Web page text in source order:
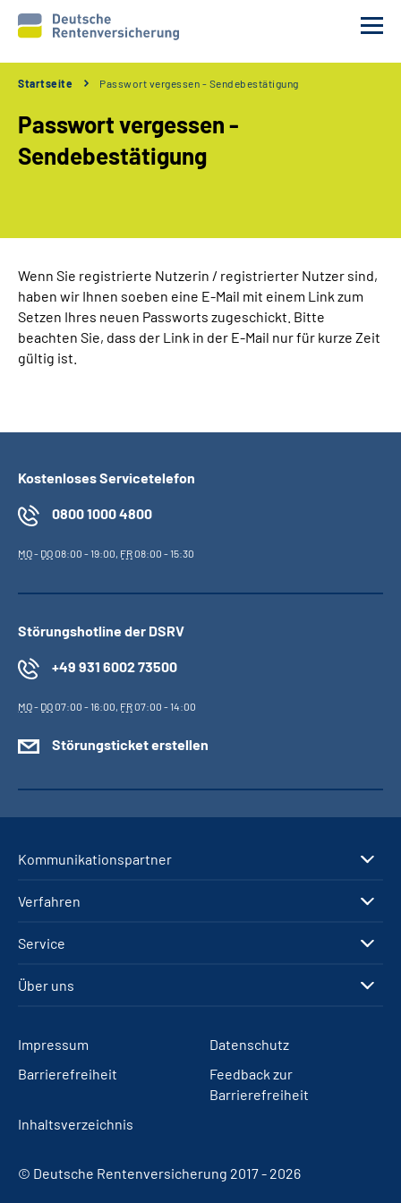
Unsere Verfahren
Erweiterte Suche
Gebärdensprache
Startseite Passwort vergessen - Sendebestätigung
Passwort vergessen -
Sendebestätigung
Wenn Sie registrierte Nutzerin / registrierter Nutzer sind,
haben wir Ihnen soeben eine E-Mail mit einem Link zum
Setzen Ihres neuen Passworts zugeschickt. Bitte
beachten Sie, dass der Link in der E-Mail nur für kurze Zeit
gültig ist.
Kostenloses Servicetelefon
0800 1000 4800
MO- DO08:00 - 19:00, FR08:00 - 15:30
Störungshotline der DSRV
+49 931 6002 73500
MO- DO07:00 - 16:00, FR07:00 - 14:00
Störungsticket erstellen
Kommunikationspartner
Verfahren
Service
Über uns
Impressum
Datenschutz
Barrierefreiheit
Feedback zur
Barrierefreiheit
Inhaltsverzeichnis
© Deutsche Rentenversicherung 2017 - 2026